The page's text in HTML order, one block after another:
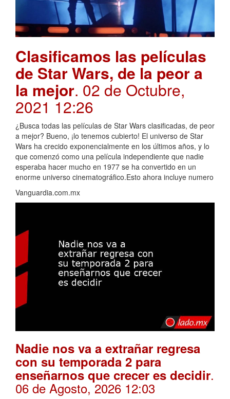
Clasificamos las películas
de Star Wars, de la peor a
la mejor. 02 de Octubre,
2021 12:26
¿Busca todas las películas de Star Wars clasificadas, de peor
a mejor? Bueno, ¡lo tenemos cubierto! El universo de Star
Wars ha crecido exponencialmente en los últimos años, y lo
que comenzó como una película independiente que nadie
esperaba hacer mucho en 1977 se ha convertido en un
enorme universo cinematográfico.Esto ahora incluye numero
Vanguardia.com.mx
Nadie nos va a extrañar regresa
con su temporada 2 para
enseñarnos que crecer es decidir.
06 de Agosto, 2026 12:03